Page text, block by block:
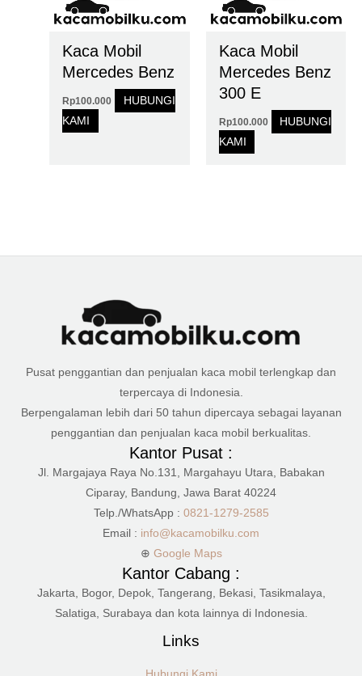
Kaca Mobil
Mercedes Benz
Rp100.000
HUBUNGI
KAMI
Kaca Mobil
Mercedes Benz
300 E
Rp100.000
HUBUNGI
KAMI
Pusat penggantian dan penjualan kaca mobil terlengkap dan
terpercaya di Indonesia.
Berpengalaman lebih dari 50 tahun dipercaya sebagai layanan
penggantian dan penjualan kaca mobil berkualitas.
Kantor Pusat :
Jl. Margajaya Raya No.131, Margahayu Utara, Babakan
Ciparay, Bandung, Jawa Barat 40224
Telp./WhatsApp : 0821-1279-2585
Email : info@kacamobilku.com
⊕ Google Maps
Kantor Cabang :
Jakarta, Bogor, Depok, Tangerang, Bekasi, Tasikmalaya,
Salatiga, Surabaya dan kota lainnya di Indonesia.
Links